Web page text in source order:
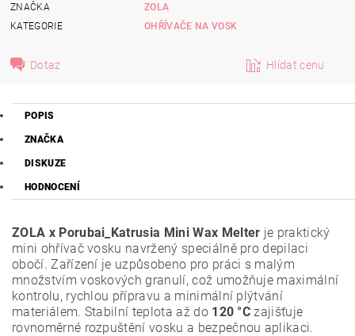
ZNAČKA
ZOLA
KATEGORIE
OHŘÍVAČE NA VOSK
Dotaz Hlídat cenu
POPIS
ZNAČKA
DISKUZE
HODNOCENÍ
ZOLA x Porubai_Katrusia Mini Wax Melter je praktický
mini ohřívač vosku navržený speciálně pro depilaci
obočí.Zařízení je uzpůsobeno pro práci s malým
množstvím voskových granulí, což umožňuje maximální
kontrolu, rychlou přípravu a minimální plýtvání
materiálem. Stabilní teplota až do 120 °C zajišťuje
rovnoměrné rozpuštění vosku a bezpečnou aplikaci.